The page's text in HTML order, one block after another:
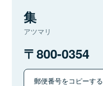
集
アツマリ
800-0354
郵便番号をコピーする